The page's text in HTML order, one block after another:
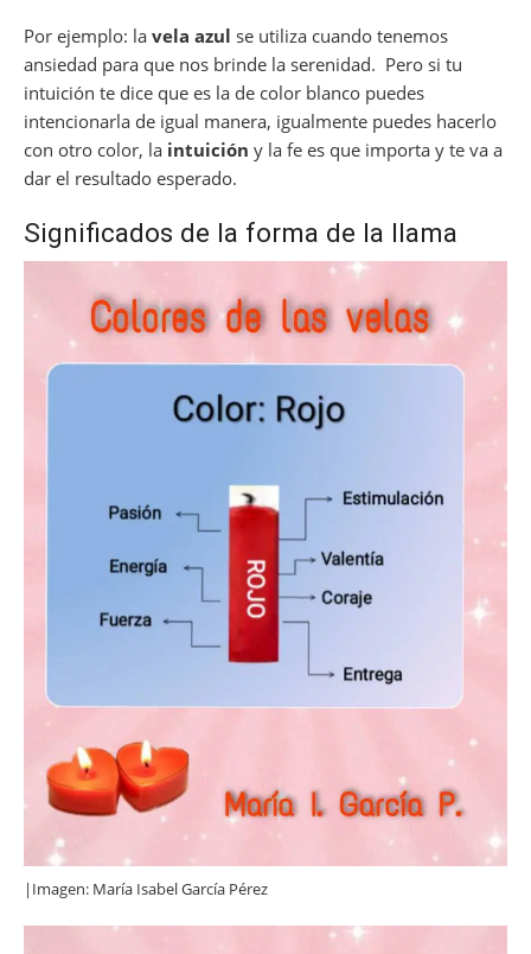
Por ejemplo: la vela azul se utiliza cuando tenemos
ansiedad para que nos brinde la serenidad. Pero si tu
intuición te dice que es la de color blanco puedes
intencionarla de igual manera, igualmente puedes hacerlo
con otro color, la intuición y la fe es que importa y te va a
dar el resultado esperado.
Significados de la forma de la llama
|Imagen: María Isabel García Pérez